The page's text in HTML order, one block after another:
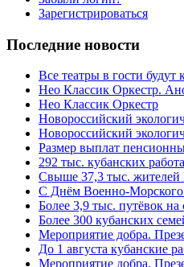
Зарегистрироваться
Последние новости
Все театры в гости
Нео Классик Оркестр.
Нео Классик Оркестр
Новороссийский
Новороссийский
Размер выплат
292 тыс. кубанских
Свыше 37,3 тыс. жителей
C Днём Военно-
Более 3,9 тыс. путёвок
Более 300 кубанских
Мероприятие добра.
До 1 августа кубанские
Мероприятие добра.